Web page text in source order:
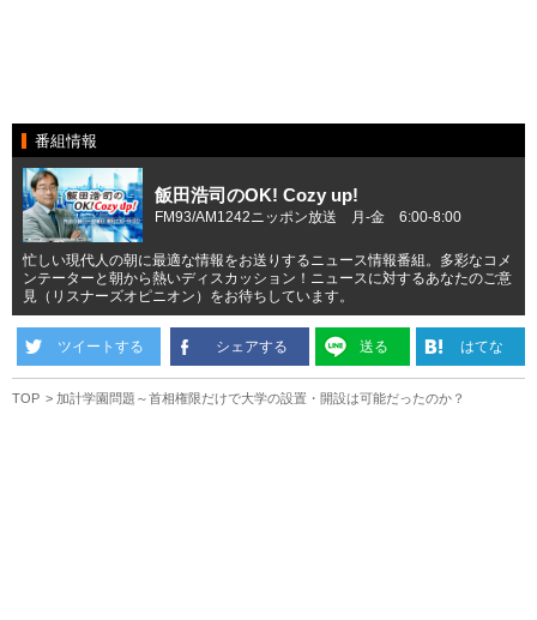
番組情報
飯田浩司のOK! Cozy up!
FM93/AM1242ニッポン放送 月-金 6:00-8:00
忙しい現代人の朝に最適な情報をお送りするニュース情報番組。多彩なコメ
ンテーターと朝から熱いディスカッション！ニュースに対するあなたのご意
見（リスナーズオピニオン）をお待ちしています。
ツイートする シェアする 送る はてな
TOP 加計学園問題～首相権限だけで大学の設置・開設は可能だったのか？